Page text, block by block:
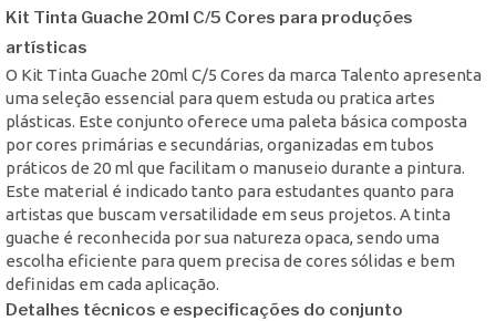
Kit Tinta Guache 20ml C/5 Cores para produções
artísticas
O Kit Tinta Guache 20ml C/5 Cores da marca Talento apresenta
uma seleção essencial para quem estuda ou pratica artes
plásticas. Este conjunto oferece uma paleta básica composta
por cores primárias e secundárias, organizadas em tubos
práticos de 20 ml que facilitam o manuseio durante a pintura.
Este material é indicado tanto para estudantes quanto para
artistas que buscam versatilidade em seus projetos. A tinta
guache é reconhecida por sua natureza opaca, sendo uma
escolha eficiente para quem precisa de cores sólidas e bem
definidas em cada aplicação.
Detalhes técnicos e especificações do conjunto